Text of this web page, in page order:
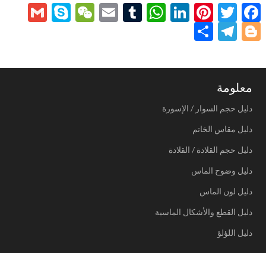
Facebook
Twitter
Pinterest
LinkedIn
WhatsApp
Tumblr
Email
WeChat
Skype
Blogger
Telegram
نشر
معلومة
دليل حجم السوار / الإسورة
دليل مقاس الخاتم
دليل حجم القلادة / القلادة
دليل وضوح الماس
دليل لون الماس
دليل القطع والأشكال الماسية
دليل اللؤلؤ